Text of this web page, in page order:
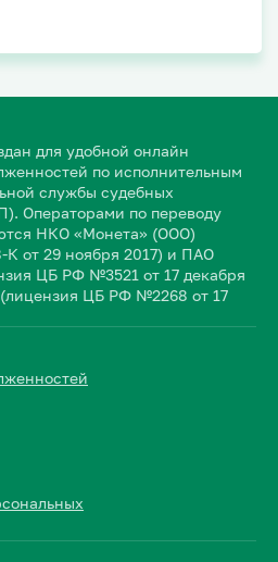
для удобной онлайн
по исполнительным
службы судебных
Операторами по переводу
НКО «Монета» (ООО)
от 29 ноября 2017) и ПАО
ЦБ РФ №3521 от 17 декабря
ЦБ РФ №2268 от 17